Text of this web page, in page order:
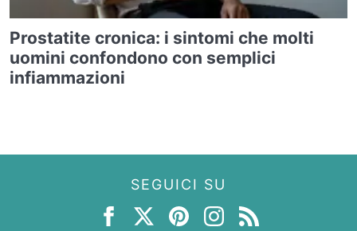
Prostatite cronica: i sintomi che molti
uomini confondono con semplici
infiammazioni
SEGUICI SU